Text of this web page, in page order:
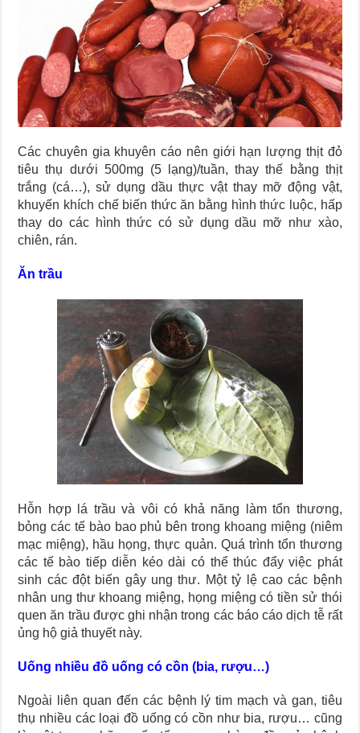
Các chuyên gia khuyên cáo nên giới hạn lượng thịt đỏ
tiêu thụ dưới 500mg (5 lạng)/tuần, thay thế bằng thịt
trắng (cá…), sử dụng dầu thực vật thay mỡ động vật,
khuyến khích chế biến thức ăn bằng hình thức luộc, hấp
thay do các hình thức có sử dụng dầu mỡ như xào,
chiên, rán.
Ăn trầu
Hỗn hợp lá trầu và vôi có khả năng làm tổn thương,
bỏng các tế bào bao phủ bên trong khoang miệng (niêm
mạc miệng), hầu họng, thực quản. Quá trình tổn thương
các tế bào tiếp diễn kéo dài có thể thúc đẩy việc phát
sinh các đột biến gây ung thư. Một tỷ lệ cao các bệnh
nhân ung thư khoang miệng, họng miệng có tiền sử thói
quen ăn trầu được ghi nhận trong các báo cáo dịch tễ rất
ủng hộ giả thuyết này.
Uống nhiều đồ uống có cồn (bia, rượu…)
Ngoài liên quan đến các bệnh lý tim mạch và gan, tiêu
thụ nhiều các loại đồ uống có cồn như bia, rượu… cũng